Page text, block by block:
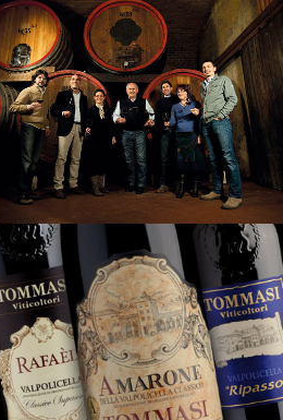
La Famiglia